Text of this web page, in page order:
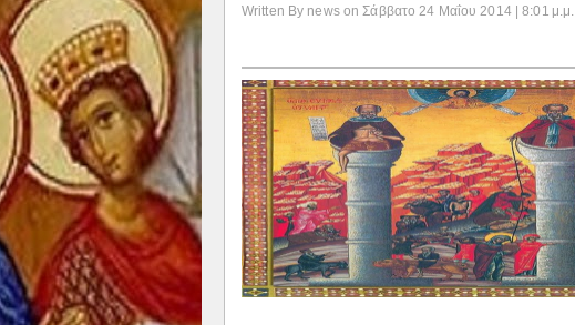
Written By news on Σάββατο 24 Μαΐου 2014 | 8:01 μ.μ.